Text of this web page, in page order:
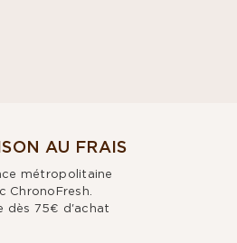
AU FRAIS
métropolitaine
ChronoFresh.
dès 75€ d'achat